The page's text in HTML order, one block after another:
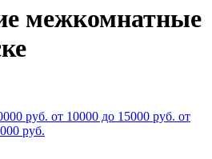
межкомнатные
руб. от 10000 до 15000 руб. от
руб.